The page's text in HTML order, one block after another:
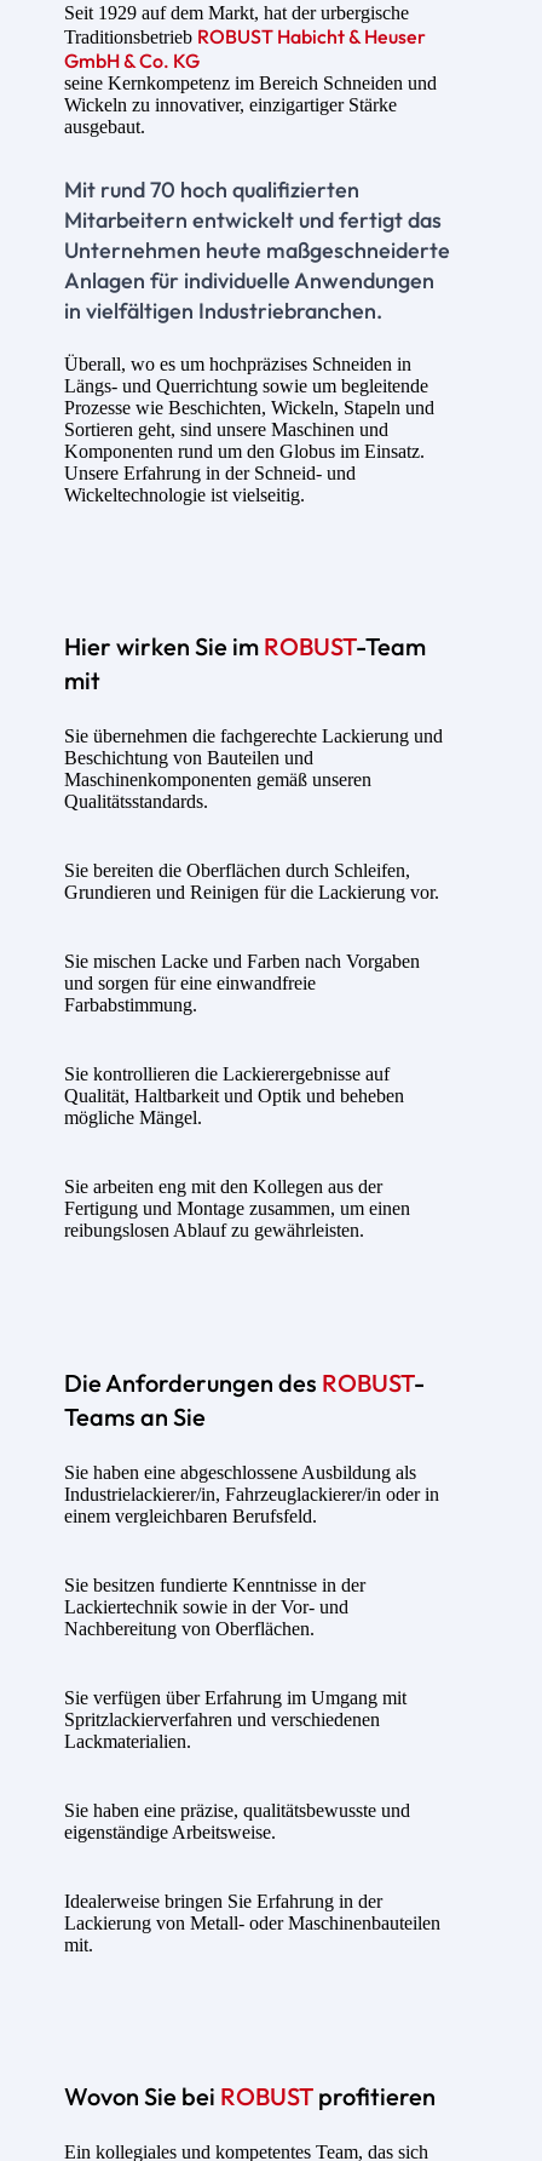
Seit 1929 auf dem Markt, hat der urbergische
Traditionsbetrieb ROBUST Habicht & Heuser
GmbH & Co. KG
seine Kernkompetenz im Bereich Schneiden und
Wickeln zu innovativer, einzigartiger Stärke
ausgebaut.
Mit rund 70 hoch qualifizierten
Mitarbeitern entwickelt und fertigt das
Unternehmen heute maßgeschneiderte
Anlagen für individuelle Anwendungen
in vielfältigen Industriebranchen.
Überall, wo es um hochpräzises Schneiden in
Längs- und Querrichtung sowie um begleitende
Prozesse wie Beschichten, Wickeln, Stapeln und
Sortieren geht, sind unsere Maschinen und
Komponenten rund um den Globus im Einsatz.
Unsere Erfahrung in der Schneid- und
Wickeltechnologie ist vielseitig.
Hier wirken Sie im ROBUST-Team
mit
Sie übernehmen die fachgerechte Lackierung und
Beschichtung von Bauteilen und
Maschinenkomponenten gemäß unseren
Qualitätsstandards.
Sie bereiten die Oberflächen durch Schleifen,
Grundieren und Reinigen für die Lackierung vor.
Sie mischen Lacke und Farben nach Vorgaben
und sorgen für eine einwandfreie
Farbabstimmung.
Sie kontrollieren die Lackierergebnisse auf
Qualität, Haltbarkeit und Optik und beheben
mögliche Mängel.
Sie arbeiten eng mit den Kollegen aus der
Fertigung und Montage zusammen, um einen
reibungslosen Ablauf zu gewährleisten.
Die Anforderungen des ROBUST-
Teams an Sie
Sie haben eine abgeschlossene Ausbildung als
Industrielackierer/in, Fahrzeuglackierer/in oder in
einem vergleichbaren Berufsfeld.
Sie besitzen fundierte Kenntnisse in der
Lackiertechnik sowie in der Vor- und
Nachbereitung von Oberflächen.
Sie verfügen über Erfahrung im Umgang mit
Spritzlackierverfahren und verschiedenen
Lackmaterialien.
Sie haben eine präzise, qualitätsbewusste und
eigenständige Arbeitsweise.
Idealerweise bringen Sie Erfahrung in der
Lackierung von Metall- oder Maschinenbauteilen
mit.
Wovon Sie bei ROBUSTprofitieren
Ein kollegiales und kompetentes Team, das sich